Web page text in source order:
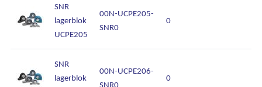
Privacy
SNR
lagerblok
UCPE205
00N-UCPE205-
SNR0
0
SNR
lagerblok
00N-UCPE206-
SNR0
0